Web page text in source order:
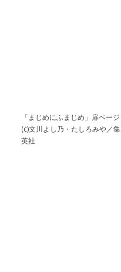
「まじめにふまじめ」扉ページ
(c)文川よし乃・たしろみや／集
英社